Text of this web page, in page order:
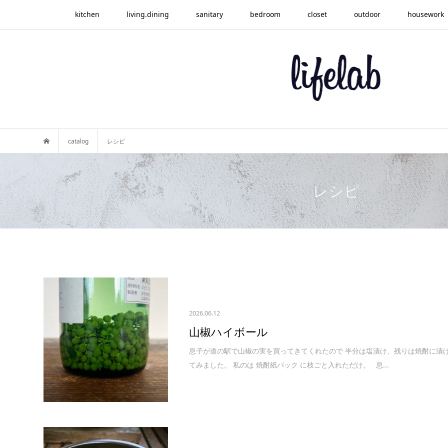
kitchen living.dining sanitary bedroom closet outdoor housework
catalog レシピ
レシピ
2026.06.12
山椒ハイボール
息子が道の駅で山椒の実を買ってきてくれたので 半分は塩漬け、残りは焼酎に漬
てみました。 私のは 焼酎紙パック に枝ごと入れただけ。 息...